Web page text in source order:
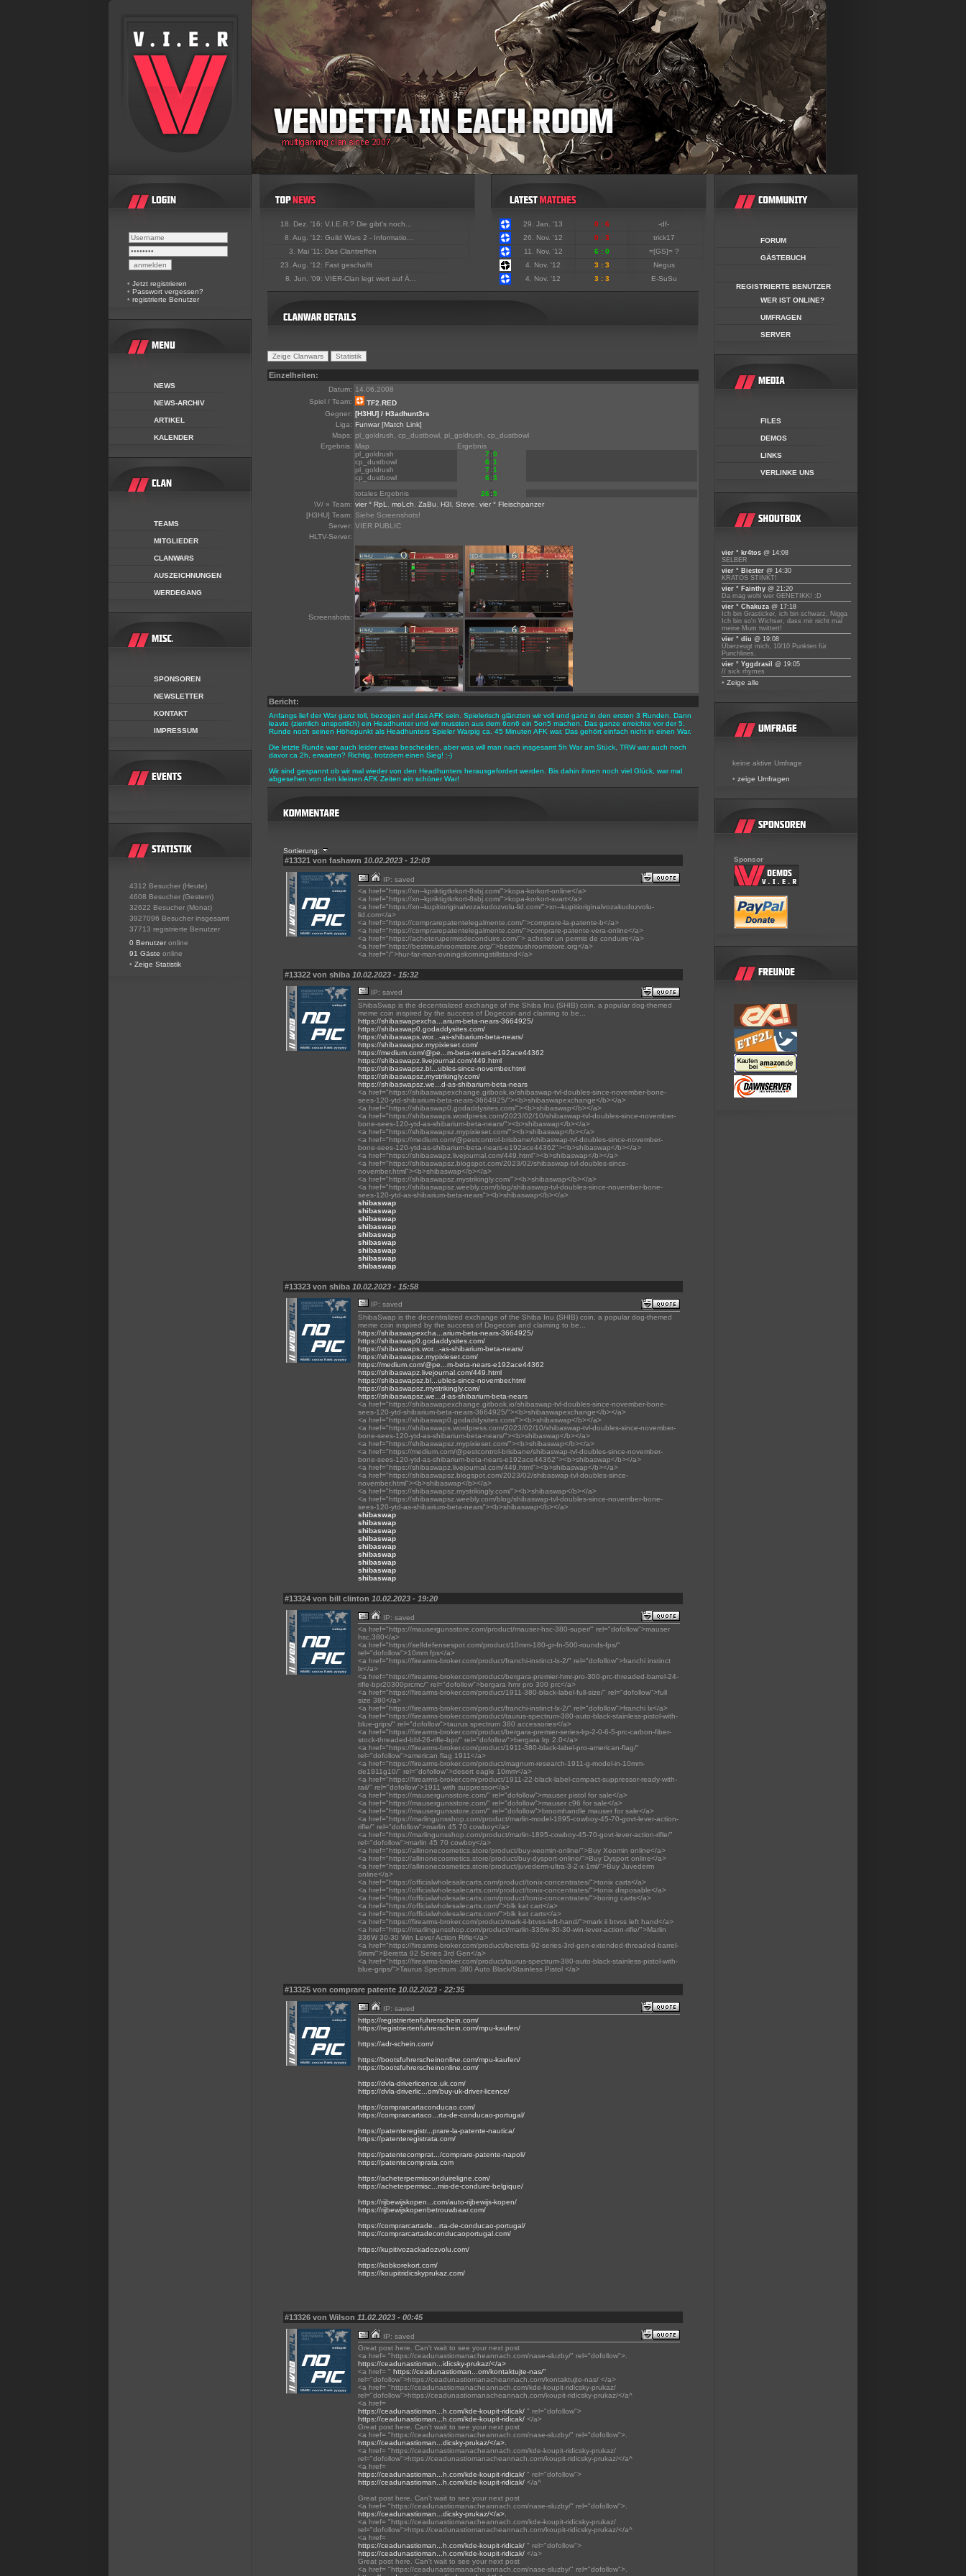
• Jetzt registrieren
• Passwort vergessen?
• registrierte Benutzer
NEWS
NEWS-ARCHIV
ARTIKEL
KALENDER
TEAMS
MITGLIEDER
CLANWARS
AUSZEICHNUNGEN
WERDEGANG
SPONSOREN
NEWSLETTER
KONTAKT
IMPRESSUM
4312 Besucher (Heute)
4608 Besucher (Gestern)
32622 Besucher (Monat)
3927096 Besucher insgesamt
37713 registrierte Benutzer
0 Benutzer online
91 Gäste online
• Zeige Statistik
18. Dez. '16: V.I.E.R.? Die gibt's noch...
8. Aug. '12: Guild Wars 2 - Informatio...
3. Mai '11: Das Clantreffen
23. Aug. '12: Fast geschafft
8. Jun. '09: VIER-Clan legt wert auf Ä...
29. Jan. '13 0 : 6
-df-
26. Nov. '12
0 : 3
trick17
11. Nov. '12
6 : 0
=[GS]= ?
4. Nov. '12
3 : 3
Negus
4. Nov. '12
3 : 3 E-SuSu
Einzelheiten:
Datum: 14.06.2008
Spiel / Team:
TF2.RED
Gegner: [H3HU] / H3adhunt3rs
Liga: Funwar [Match Link]
Maps: pl_goldrush, cp_dustbowl, pl_goldrush, cp_dustbowl
Ergebnis: Map
Ergebnis
pl_goldrush
7 :0
cp_dustbowl
6 :1
pl_goldrush
7 :1
cp_dustbowl
6 :3
totales Ergebnis
26 :5
\V/ » Team: vier ° RpL moLch ZaBu H3l Steve
vier ° Fleischpanzer
[H3HU] Team: Siehe Screenshots!
Server: VIER PUBLIC
HLTV-Server:
Screenshots:
Bericht:
Anfangs lief der War ganz toll, bezogen auf das AFK sein. Spielerisch glänzten wir voll und ganz in den ersten 3 Runden. Dann
leavte (ziemlich unsportlich) ein Headhunter und wir mussten aus dem 6on6 ein 5on5 machen. Das ganze erreichte vor der 5.
Runde noch seinen Höhepunkt als Headhunters Spieler Warpig ca. 45 Minuten AFK war. Das gehört einfach nicht in einen War.
Die letzte Runde war auch leider etwas bescheiden, aber was will man nach insgesamt 5h War am Stück, TRW war auch noch
davor ca 2h, erwarten? Richtig, trotzdem einen Sieg! :-)
Wir sind gespannt ob wir mal wieder von den Headhunters herausgefordert werden. Bis dahin ihnen noch viel Glück, war mal
abgesehen von den kleinen AFK Zeiten ein schöner War!
Sortierung:
#13321 von fashawn 10.02.2023 - 12:03
IP: saved
<a href="https://xn--kpriktigtkrkort-8sbj.com/">kopa-korkort-online</a>
<a href="https://xn--kpriktigtkrkort-8sbj.com/">kopa-korkort-svart</a>
<a href="https://xn--kupitioriginalvozakudozvolu-lid.com/">xn--kupitioriginalvozakudozvolu-
lid.com</a>
<a href="https://comprarepatentelegalmente.com/">comprare-la-patente-b</a>
<a href="https://comprarepatentelegalmente.com/">comprare-patente-vera-online</a>
<a href="https://acheterupermisdeconduire.com/"> acheter un permis de conduire</a>
<a href="https://bestmushroomstore.org/">bestmushroomstore.org</a>
<a href="/">hur-far-man-ovningskorningstillstand</a>
#13322 von shiba 10.02.2023 - 15:32
IP: saved
ShibaSwap is the decentralized exchange of the Shiba Inu (SHIB) coin, a popular dog-themed
meme coin inspired by the success of Dogecoin and claiming to be...
https://shibaswapexcha...arium-beta-nears-3664925/
https://shibaswap0.godaddysites.com/
https://shibaswaps.wor...-as-shibarium-beta-nears/
https://shibaswapsz.mypixieset.com/
https://medium.com/@pe...m-beta-nears-e192ace44362
https://shibaswapz.livejournal.com/449.html
https://shibaswapsz.bl...ubles-since-november.html
https://shibaswapsz.mystrikingly.com/
https://shibaswapsz.we...d-as-shibarium-beta-nears
<a href="https://shibaswapexchange.gitbook.io/shibaswap-tvl-doubles-since-november-bone-
sees-120-ytd-shibarium-beta-nears-3664925/"><b>shibaswapexchange</b></a>
<a href="https://shibaswap0.godaddysites.com/"><b>shibaswap</b></a>
<a href="https://shibaswaps.wordpress.com/2023/02/10/shibaswap-tvl-doubles-since-november-
bone-sees-120-ytd-as-shibarium-beta-nears/"><b>shibaswap</b></a>
<a href="https://shibaswapsz.mypixieset.com/"><b>shibaswap</b></a>
<a href="https://medium.com/@pestcontrol-brisbane/shibaswap-tvl-doubles-since-november-
bone-sees-120-ytd-as-shibarium-beta-nears-e192ace44362"><b>shibaswap</b></a>
<a href="https://shibaswapz.livejournal.com/449.html"><b>shibaswap</b></a>
<a href="https://shibaswapsz.blogspot.com/2023/02/shibaswap-tvl-doubles-since-
november.html"><b>shibaswap</b></a>
<a href="https://shibaswapsz.mystrikingly.com/"><b>shibaswap</b></a>
<a href="https://shibaswapsz.weebly.com/blog/shibaswap-tvl-doubles-since-november-bone-
sees-120-ytd-as-shibarium-beta-nears"><b>shibaswap</b></a>
shibaswap
shibaswap
shibaswap
shibaswap
shibaswap
shibaswap
shibaswap
shibaswap
shibaswap
#13323 von shiba 10.02.2023 - 15:58
IP: saved
ShibaSwap is the decentralized exchange of the Shiba Inu (SHIB) coin, a popular dog-themed
meme coin inspired by the success of Dogecoin and claiming to be...
https://shibaswapexcha...arium-beta-nears-3664925/
https://shibaswap0.godaddysites.com/
https://shibaswaps.wor...-as-shibarium-beta-nears/
https://shibaswapsz.mypixieset.com/
https://medium.com/@pe...m-beta-nears-e192ace44362
https://shibaswapz.livejournal.com/449.html
https://shibaswapsz.bl...ubles-since-november.html
https://shibaswapsz.mystrikingly.com/
https://shibaswapsz.we...d-as-shibarium-beta-nears
<a href="https://shibaswapexchange.gitbook.io/shibaswap-tvl-doubles-since-november-bone-
sees-120-ytd-shibarium-beta-nears-3664925/"><b>shibaswapexchange</b></a>
<a href="https://shibaswap0.godaddysites.com/"><b>shibaswap</b></a>
<a href="https://shibaswaps.wordpress.com/2023/02/10/shibaswap-tvl-doubles-since-november-
bone-sees-120-ytd-as-shibarium-beta-nears/"><b>shibaswap</b></a>
<a href="https://shibaswapsz.mypixieset.com/"><b>shibaswap</b></a>
<a href="https://medium.com/@pestcontrol-brisbane/shibaswap-tvl-doubles-since-november-
bone-sees-120-ytd-as-shibarium-beta-nears-e192ace44362"><b>shibaswap</b></a>
<a href="https://shibaswapz.livejournal.com/449.html"><b>shibaswap</b></a>
<a href="https://shibaswapsz.blogspot.com/2023/02/shibaswap-tvl-doubles-since-
november.html"><b>shibaswap</b></a>
<a href="https://shibaswapsz.mystrikingly.com/"><b>shibaswap</b></a>
<a href="https://shibaswapsz.weebly.com/blog/shibaswap-tvl-doubles-since-november-bone-
sees-120-ytd-as-shibarium-beta-nears"><b>shibaswap</b></a>
shibaswap
shibaswap
shibaswap
shibaswap
shibaswap
shibaswap
shibaswap
shibaswap
shibaswap
#13324 von bill clinton 10.02.2023 - 19:20
IP: saved
<a href="https://mausergunsstore.com/product/mauser-hsc-380-super/" rel="dofollow">mauser
hsc.380</a>
<a href="https://selfdefensespot.com/product/10mm-180-gr-fn-500-rounds-fps/"
rel="dofollow">10mm fps</a>
<a href="https://firearms-broker.com/product/franchi-instinct-lx-2/" rel="dofollow">franchi instinct
lx</a>
<a href="https://firearms-broker.com/product/bergara-premier-hmr-pro-300-prc-threaded-barrel-24-
rifle-bpr20300prcmc/" rel="dofollow">bergara hmr pro 300 prc</a>
<a href="https://firearms-broker.com/product/1911-380-black-label-full-size/" rel="dofollow">full
size 380</a>
<a href="https://firearms-broker.com/product/franchi-instinct-lx-2/" rel="dofollow">franchi lx</a>
<a href="https://firearms-broker.com/product/taurus-spectrum-380-auto-black-stainless-pistol-with-
blue-grips/" rel="dofollow">taurus spectrum 380 accessories</a>
<a href="https://firearms-broker.com/product/bergara-premier-series-lrp-2-0-6-5-prc-carbon-fiber-
stock-threaded-bbl-26-rifle-bpr/" rel="dofollow">bergara lrp 2.0</a>
<a href="https://firearms-broker.com/product/1911-380-black-label-pro-american-flag/"
rel="dofollow">american flag 1911</a>
<a href="https://firearms-broker.com/product/magnum-research-1911-g-model-in-10mm-
de1911g10/" rel="dofollow">desert eagle 10mm</a>
<a href="https://firearms-broker.com/product/1911-22-black-label-compact-suppressor-ready-with-
rail/" rel="dofollow">1911 with suppressor</a>
<a href="https://mausergunsstore.com/" rel="dofollow">mauser pistol for sale</a>
<a href="https://mausergunsstore.com/" rel="dofollow">mauser c96 for sale</a>
<a href="https://mausergunsstore.com/" rel="dofollow">broomhandle mauser for sale</a>
<a href="https://marlingunsshop.com/product/marlin-model-1895-cowboy-45-70-govt-lever-action-
rifle/" rel="dofollow">marlin 45 70 cowboy</a>
<a href="https://marlingunsshop.com/product/marlin-1895-cowboy-45-70-govt-lever-action-rifle/"
rel="dofollow">marlin 45 70 cowboy</a>
<a href="https://allinonecosmetics.store/product/buy-xeomin-online/">Buy Xeomin online</a>
<a href="https://allinonecosmetics.store/product/buy-dysport-online/">Buy Dysport online</a>
<a href="https://allinonecosmetics.store/product/juvederm-ultra-3-2-x-1ml/">Buy Juvederm
online</a>
<a href="https://officialwholesalecarts.com/product/tonix-concentrates/">tonix carts</a>
<a href="https://officialwholesalecarts.com/product/tonix-concentrates/">tonix disposable</a>
<a href="https://officialwholesalecarts.com/product/tonix-concentrates/">boring carts</a>
<a href="https://officialwholesalecarts.com/">blk kat cart</a>
<a href="https://officialwholesalecarts.com/">blk kat carts</a>
<a href="https://firearms-broker.com/product/mark-ii-btvss-left-hand/">mark ii btvss left hand</a>
<a href="https://marlingunsshop.com/product/marlin-336w-30-30-win-lever-action-rifle/">Marlin
336W 30-30 Win Lever Action Rifle</a>
<a href="https://firearms-broker.com/product/beretta-92-series-3rd-gen-extended-threaded-barrel-
9mm/">Beretta 92 Series 3rd Gen</a>
<a href="https://firearms-broker.com/product/taurus-spectrum-380-auto-black-stainless-pistol-with-
blue-grips/">Taurus Spectrum .380 Auto Black/Stainless Pistol </a>
#13325 von comprare patente 10.02.2023 - 22:35
IP: saved
https://registriertenfuhrerschein.com/
https://registriertenfuhrerschein.com/mpu-kaufen/
https://adr-schein.com/
https://bootsfuhrerscheinonline.com/mpu-kaufen/
https://bootsfuhrerscheinonline.com/
https://dvla-driverlicence.uk.com/
https://dvla-driverlic...om/buy-uk-driver-licence/
https://comprarcartaconducao.com/
https://comprarcartaco...rta-de-conducao-portugal/
https://patenteregistr...prare-la-patente-nautica/
https://patenteregistrata.com/
https://patentecomprat.../comprare-patente-napoli/
https://patentecomprata.com
https://acheterpermisconduireligne.com/
https://acheterpermisc...mis-de-conduire-belgique/
https://rijbewijskopen...com/auto-rijbewijs-kopen/
https://rijbewijskopenbetrouwbaar.com/
https://comprarcartade...rta-de-conducao-portugal/
https://comprarcartadeconducaoportugal.com/
https://kupitivozackadozvolu.com/
https://kobkorekort.com/
https://koupitridicskyprukaz.com/
#13326 von Wilson 11.02.2023 - 00:45
IP: saved
Great post here. Can't wait to see your next post
<a href= "https://ceadunastiomanacheannach.com/nase-sluzby/" rel="dofollow">.
https://ceadunastioman...idicsky-prukaz/</a>
<a href= " https://ceadunastioman...om/kontaktujte-nas/"
rel="dofollow">https://ceadunastiomanacheannach.com/kontaktujte-nas/ </a>
<a href= "https://ceadunastiomanacheannach.com/kde-koupit-ridicsky-prukaz/
rel="dofollow">https://ceadunastiomanacheannach.com/koupit-ridicsky-prukaz/</a^
<a href=
https://ceadunastioman...h.com/kde-koupit-ridicak/ " rel="dofollow">
https://ceadunastioman...h.com/kde-koupit-ridicak/ </a>
Great post here. Can't wait to see your next post
<a href= "https://ceadunastiomanacheannach.com/nase-sluzby/" rel="dofollow">.
https://ceadunastioman...dicsky-prukaz/</a>.
<a href= "https://ceadunastiomanacheannach.com/kde-koupit-ridicsky-prukaz/
rel="dofollow">https://ceadunastiomanacheannach.com/koupit-ridicsky-prukaz/</a^
<a href=
https://ceadunastioman...h.com/kde-koupit-ridicak/ " rel="dofollow">
https://ceadunastioman...h.com/kde-koupit-ridicak/ </a^
Great post here. Can't wait to see your next post
<a href= "https://ceadunastiomanacheannach.com/nase-sluzby/" rel="dofollow">.
https://ceadunastioman...dicsky-prukaz/</a>.
<a href= "https://ceadunastiomanacheannach.com/kde-koupit-ridicsky-prukaz/
rel="dofollow">https://ceadunastiomanacheannach.com/koupit-ridicsky-prukaz/</a^
<a href=
https://ceadunastioman...h.com/kde-koupit-ridicak/ " rel="dofollow">
https://ceadunastioman...h.com/kde-koupit-ridicak/ </a>
Great post here. Can't wait to see your next post
<a href= "https://ceadunastiomanacheannach.com/nase-sluzby/" rel="dofollow">.
FORUM
GÄSTEBUCH
REGISTRIERTE BENUTZER
WER IST ONLINE?
UMFRAGEN
SERVER
FILES
DEMOS
LINKS
VERLINKE UNS
vier ° kr4tos @ 14:08
SELBER
vier ° Biester @ 14:30
KRATOS STINKT!
vier ° Fainthy @ 21:20
Da mag wohl wer GENETIKK! :D
vier ° Chakuza @ 17:18
Ich bin Grasticker, ich bin schwarz, Nigga
Ich bin so'n Wichser, dass mir nicht mal
meine Mum twittert!
vier ° diu @ 19:08
Überzeugt mich, 10/10 Punkten für
Punchlines.
vier ° Yggdrasil
@ 19:05
// sick rhymes
• Zeige alle
keine aktive Umfrage
• zeige Umfragen
Sponsor